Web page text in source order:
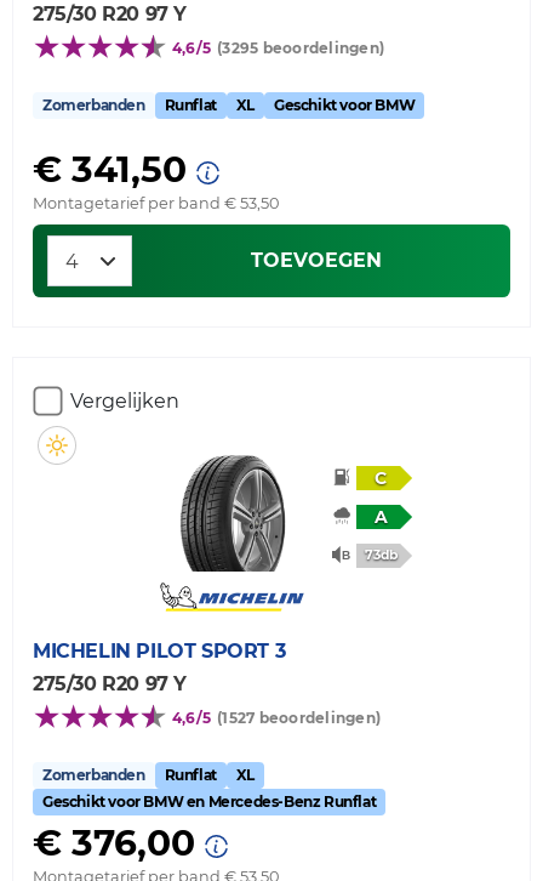
275/30 R20 97 Y
4,6/5 (3295 beoordelingen)
Zomerbanden Runflat XL Geschikt voor BMW
€ 341,50
Montagetarief per band € 53,50
TOEVOEGEN
Vergelijken
C
A
73db
MICHELIN PILOT SPORT 3
275/30 R20 97 Y
4,6/5 (1527 beoordelingen)
Zomerbanden Runflat
XL
Geschikt voor BMW en Mercedes-Benz Runflat
€ 376,00
Montagetarief per band € 53,50